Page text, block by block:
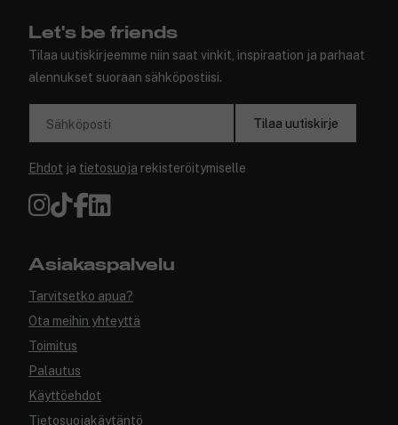
Let's be friends
Tilaa uutiskirjeemme niin saat vinkit, inspiraation ja parhaat
alennukset suoraan sähköpostiisi.
Sähköposti Tilaa uutiskirje
Ehdot ja tietosuoja rekisteröitymiselle
Asiakaspalvelu
Tarvitsetko apua?
Ota meihin yhteyttä
Toimitus
Palautus
Käyttöehdot
Tietosuojakäytäntö